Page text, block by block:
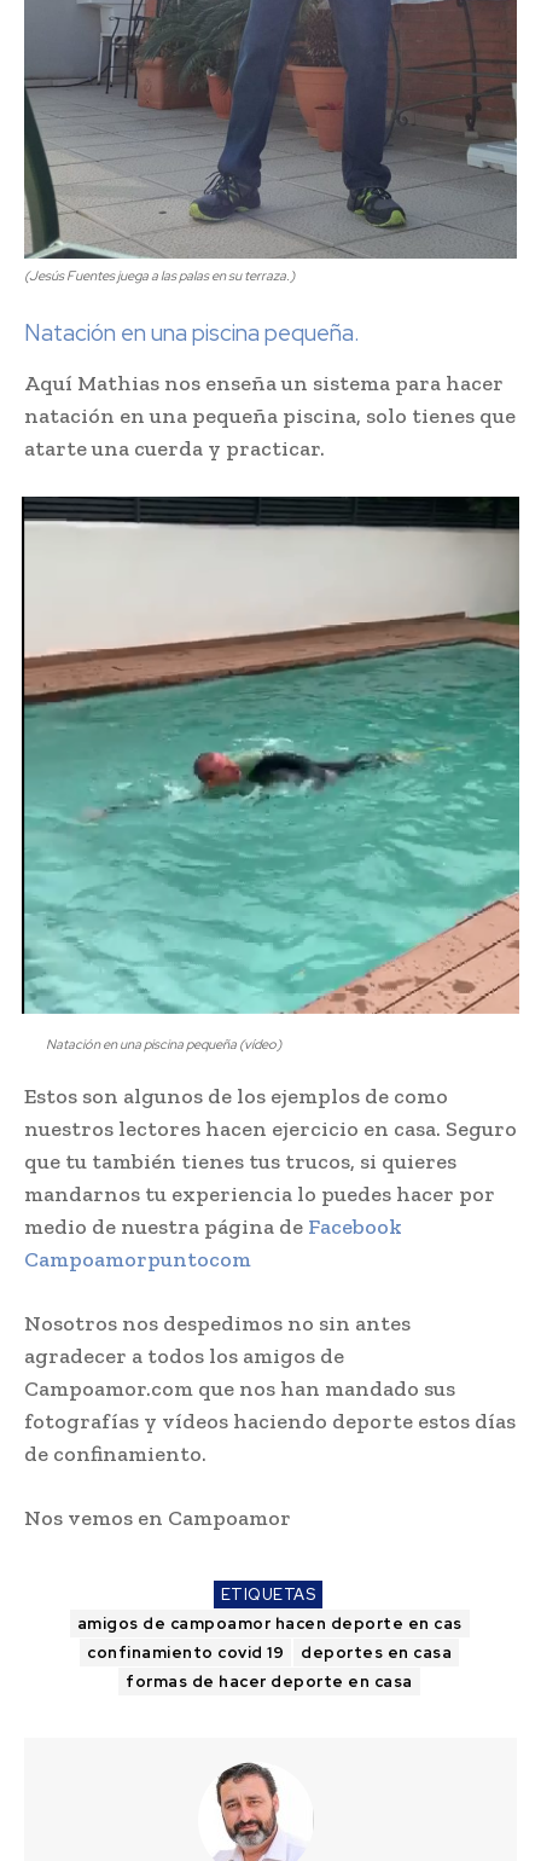
(Jesús Fuentes juega a las palas en su terraza. )
Natación en una piscina pequeña.
Aquí Mathias nos enseña un sistema para hacer
natación en una pequeña piscina, solo tienes que
atarte una cuerda y practicar.
Natación en una piscina pequeña (vídeo)
Estos son algunos de los ejemplos de como
nuestros lectores hacen ejercicio en casa. Seguro
que tu también tienes tus trucos, si quieres
mandarnos tu experiencia lo puedes hacer por
medio de nuestra página de Facebook
Campoamorpuntocom
Nosotros nos despedimos no sin antes
agradecer a todos los amigos de
Campoamor.com que nos han mandado sus
fotografías y vídeos haciendo deporte estos días
de confinamiento.
Nos vemos en Campoamor
ETIQUETAS
amigos de campoamor hacen deporte en cas
confinamiento covid 19
deportes en casa
formas de hacer deporte en casa